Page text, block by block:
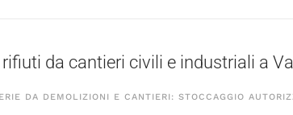
da cantieri civili e industriali a
DA DEMOLIZIONI E CANTIERI: STOCCAGGIO